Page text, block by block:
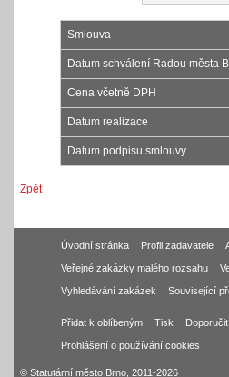
Smlouva
Datum schválení Radou města
Cena včetně DPH
Datum realizace
Datum podpisu smlouvy
Zpět
Úvodní stránka Profil zadavatele
Veřejné zakázky malého rozsahu
Vyhledávání zakázek Související
Přidat k oblíbeným Tisk
Prohlášení o používání cookies
© Statutární město Brno, 2011-2026